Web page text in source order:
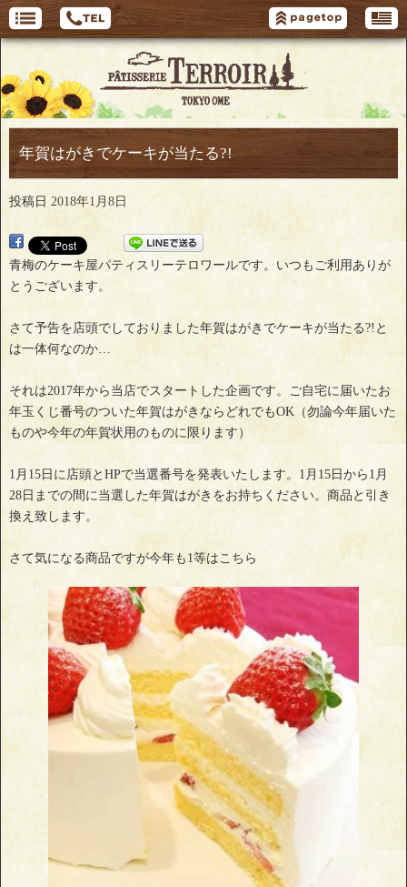
年賀はがきでケーキが当たる?!
投稿日 2018年1月8日
青梅のケーキ屋パティスリーテロワールです。いつもご利用ありが
とうございます。
さて予告を店頭でしておりました年賀はがきでケーキが当たる?!と
は一体何なのか…
それは2017年から当店でスタートした企画です。ご自宅に届いたお
年玉くじ番号のついた年賀はがきならどれでもOK（勿論今年届いた
ものや今年の年賀状用のものに限ります）
1月15日に店頭とHPで当選番号を発表いたします。1月15日から1月
28日までの間に当選した年賀はがきをお持ちください。商品と引き
換え致します。
さて気になる商品ですが今年も1等はこちら